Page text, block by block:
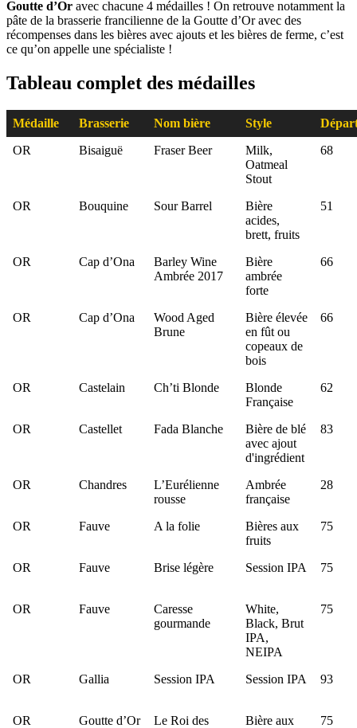
Goutte d’Or avec chacune 4 médailles ! On retrouve notamment la
pâte de la brasserie francilienne de la Goutte d’Or avec des
récompenses dans les bières avec ajouts et les bières de ferme, c’est
ce qu’on appelle une spécialiste !
Tableau complet des médailles
Médaille Brasserie Nom bière Style
OR
Bisaiguë Fraser Beer
Milk,
Oatmeal
Stout
68
OR Bouquine Sour Barrel
Bière
acides,
brett, fruits
51
OR Cap d’Ona
Barley Wine
Ambrée 2017
Bière
ambrée
forte
66
OR Cap d’Ona
Wood Aged
Brune
Bière élevée
en fût ou
copeaux de
bois
66
OR Castelain Ch’ti Blonde
Blonde
Française
62
OR Castellet Fada Blanche
Bière de blé
avec ajout
d'ingrédient
83
OR Chandres
L’Eurélienne
rousse
Ambrée
française
28
OR Fauve A la folie
Bières aux
fruits
75
OR Fauve Brise légère Session IPA 75
OR Fauve
Caresse
gourmande
White,
Black, Brut
IPA,
NEIPA
75
OR Gallia Session IPA Session IPA 93
OR Goutte d’Or
Le Roi des
Bière aux
75